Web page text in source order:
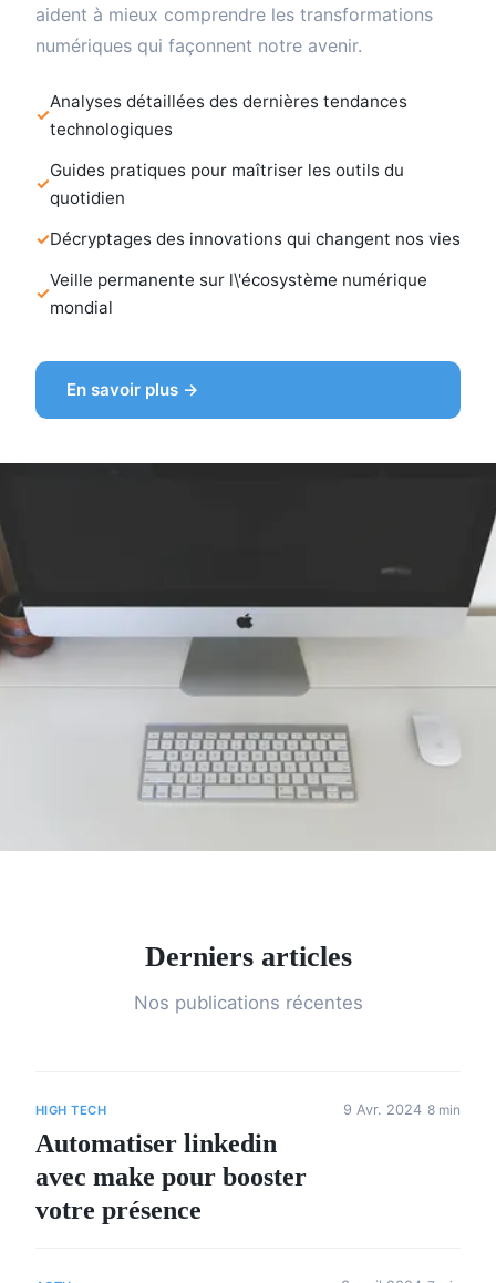
aident à mieux comprendre les transformations
numériques qui façonnent notre avenir.
Analyses détaillées des dernières tendances
technologiques
Guides pratiques pour maîtriser les outils du
quotidien
Décryptages des innovations qui changent nos vies
Veille permanente sur l\'écosystème numérique
mondial
En savoir plus →
Derniers articles
Nos publications récentes
HIGH TECH
Automatiser linkedin
avec make pour booster
votre présence
9 Avr. 2024 8 min